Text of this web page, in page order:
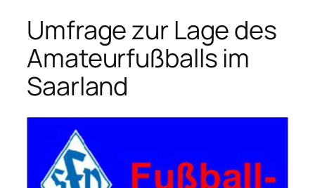
Umfrage zur Lage des
Amateurfußballs im
Saarland